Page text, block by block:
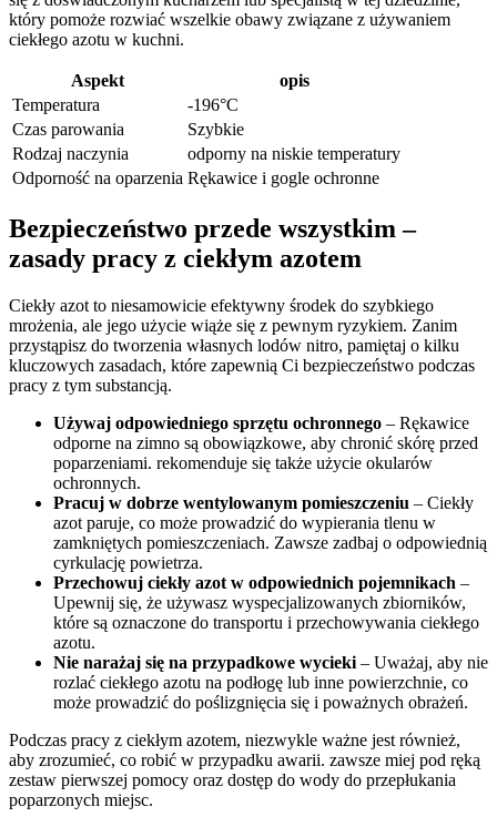
który pomoże rozwiać wszelkie obawy związane z używaniem
ciekłego⁢ azotu w kuchni.
Aspekt
opis
Temperatura
-196°C
Czas parowania
Szybkie
Rodzaj naczynia
odporny na niskie temperatury
Odporność na oparzenia Rękawice i⁢ gogle ‌ochronne
Bezpieczeństwo ​przede wszystkim –
zasady pracy ⁢z ciekłym azotem
Ciekły azot to niesamowicie efektywny środek do szybkiego
mrożenia, ale jego ⁣użycie wiąże⁢ się z pewnym ryzykiem. Zanim
przystąpisz do tworzenia⁢ własnych lodów ⁤nitro, pamiętaj o kilku
kluczowych zasadach, które zapewnią Ci bezpieczeństwo podczas
pracy z​ tym substancją.
Używaj odpowiedniego sprzętu ochronnego – Rękawice
odporne na zimno są ⁣obowiązkowe, aby chronić skórę przed
poparzeniami. rekomenduje się także użycie okularów
ochronnych.
Pracuj w dobrze wentylowanym pomieszczeniu – Ciekły
azot paruje, co może​ prowadzić do⁢ wypierania tlenu w
zamkniętych pomieszczeniach. Zawsze zadbaj o ⁢odpowiednią
cyrkulację powietrza.
Przechowuj ciekły azot w odpowiednich pojemnikach –
Upewnij ‌się, że używasz wyspecjalizowanych zbiorników,
które ⁢są oznaczone do transportu i przechowywania ciekłego
azotu.
Nie narażaj się na ​przypadkowe wycieki – Uważaj, ⁣aby nie
rozlać ciekłego azotu na podłogę lub inne powierzchnie, co
może prowadzić do ‍poślizgnięcia się i poważnych obrażeń.
Podczas‍ pracy z ciekłym ⁤azotem, niezwykle ważne‌ jest również,
aby zrozumieć, co robić w przypadku awarii. zawsze miej pod ręką‍
zestaw pierwszej pomocy oraz ⁢dostęp do wody do przepłukania
poparzonych miejsc.